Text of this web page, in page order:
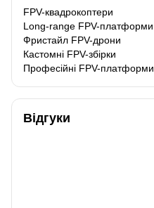
FPV-квадрокоптери
Long-range FPV-платформи
Фристайл FPV-дрони
Кастомні FPV-збірки
Професійні FPV-платформи
Відгуки